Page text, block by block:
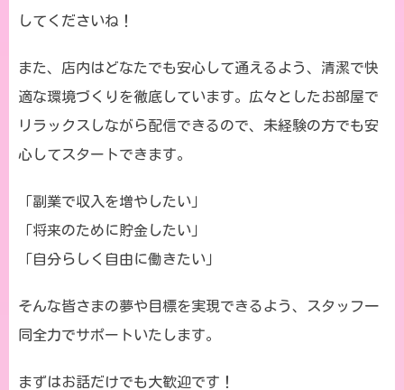
してくださいね！
また、店内はどなたでも安心して通えるよう、清潔で快
適な環境づくりを徹底しています。広々としたお部屋で
リラックスしながら配信できるので、未経験の方でも安
心してスタートできます。
「副業で収入を増やしたい」
「将来のために貯金したい」
「自分らしく自由に働きたい」
そんな皆さまの夢や目標を実現できるよう、スタッフ一
同全力でサポートいたします。
まずはお話だけでも大歓迎です！